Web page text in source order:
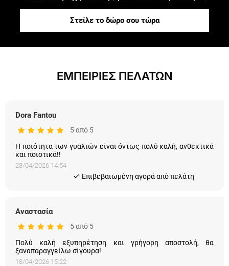
Στείλε το δώρο σου τώρα
ΕΜΠΕΙΡΙΕΣ ΠΕΛΑΤΩΝ
Dora Fantou
5 από 5
Η ποιότητα των γυαλιών είναι όντως πολύ καλή, ανθεκτικά
και ποιοτικά!!
28/04/2026 14:54
Eπιβεβαιωμένη αγορά από πελάτη
Αναστασία
5 από 5
Πολύ καλή εξυπηρέτηση και γρήγορη αποστολή, θα
ξαναπαραγγείλω σίγουρα!
18/04/2026 15:22